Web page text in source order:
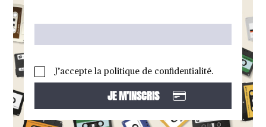
J’accepte la politique de confidentialité.